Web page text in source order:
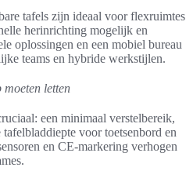
tafels zijn ideaal voor flexruimtes
herinrichting mogelijk en
oplossingen en een mobiel bureau
teams en hybride werkstijlen.
letten
een minimaal verstelbereik,
voor toetsenbord en
en CE-markering verhogen